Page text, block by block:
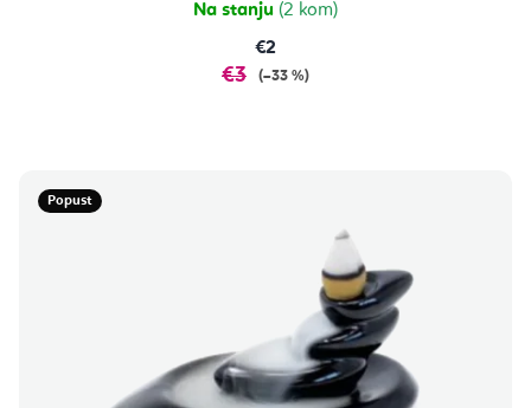
Na stanju (2 kom)
€2
€3 (–33 %)
Popust